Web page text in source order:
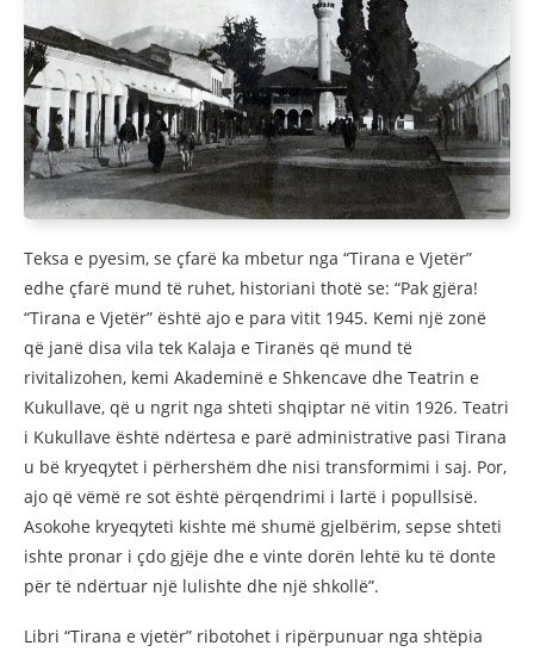
Teksa e pyesim, se çfarë ka mbetur nga “Tirana e Vjetër”
edhe çfarë mund të ruhet, historiani thotë se: “Pak gjëra!
“Tirana e Vjetër” është ajo e para vitit 1945. Kemi një zonë
që janë disa vila tek Kalaja e Tiranës që mund të
rivitalizohen, kemi Akademinë e Shkencave dhe Teatrin e
Kukullave, që u ngrit nga shteti shqiptar në vitin 1926. Teatri
i Kukullave është ndërtesa e parë administrative pasi Tirana
u bë kryeqytet i përhershëm dhe nisi transformimi i saj. Por,
ajo që vëmë re sot është përqendrimi i lartë i popullsisë.
Asokohe kryeqyteti kishte më shumë gjelbërim, sepse shteti
ishte pronar i çdo gjëje dhe e vinte dorën lehtë ku të donte
për të ndërtuar një lulishte dhe një shkollë”.
Libri “Tirana e vjetër” ribotohet i ripërpunuar nga shtëpia